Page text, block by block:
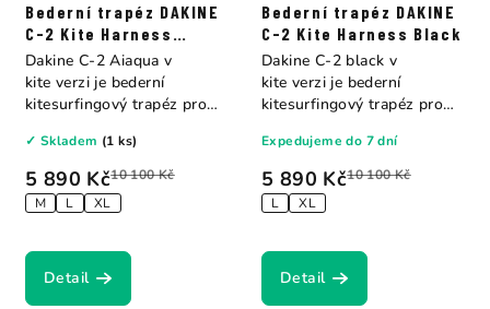
Bederní trapéz DAKINE
C-2 Kite Harness
Aiaqua
5 890 Kč10 100 Kč
M L XL
✓ Skladem (1 ks)
Detail
Dakine C-2 Aiaqua v
kite verzi je bederní
kitesurfingový trapéz pro
Bederní trapéz DAKINE
C-2 Kite Harness Black
5 890 Kč10 100 Kč
L XL
Expedujeme do 7 dní
Detail
Dakine C-2 black v
kite verzi je bederní
kitesurfingový trapéz pro